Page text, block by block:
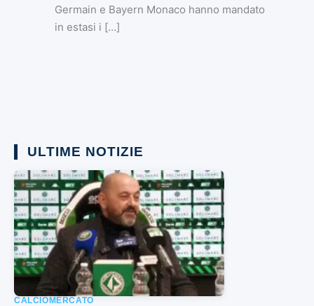
Germain e Bayern Monaco hanno mandato
in estasi i […]
ULTIME NOTIZIE
CALCIOMERCATO